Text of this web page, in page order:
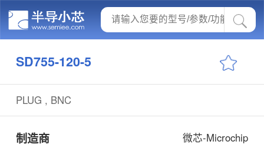
SD755-120-5
PLUG , BNC
制造商 微芯-Microchip